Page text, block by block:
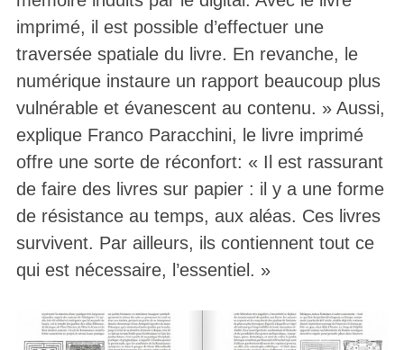
imprimé, il est possible d’effectuer une
traversée spatiale du livre. En revanche, le
numérique instaure un rapport beaucoup plus
vulnérable et évanescent au contenu. » Aussi,
explique Franco Paracchini, le livre imprimé
offre une sorte de réconfort: « Il est rassurant
de faire des livres sur papier : il y a une forme
de résistance au temps, aux aléas. Ces livres
survivent. Par ailleurs, ils contiennent tout ce
qui est nécessaire, l’essentiel. »